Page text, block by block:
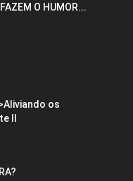
O HUMOR...
os
II